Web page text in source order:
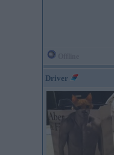
Driver